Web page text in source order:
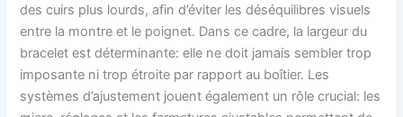
des cuirs plus lourds, afin d’éviter les déséquilibres visuels
entre la montre et le poignet. Dans ce cadre, la largeur du
bracelet est déterminante: elle ne doit jamais sembler trop
imposante ni trop étroite par rapport au boîtier. Les
systèmes d’ajustement jouent également un rôle crucial: les